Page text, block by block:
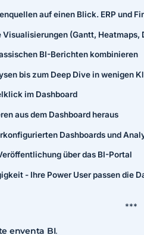
auf einen Blick. ERP und
Visualisierungen (Gantt,
BI-Berichten kombinieren
bis zum Deep Dive in wenigen
im Dashboard
aus dem Dashboard heraus
Dashboards und
über das BI-Portal
- Ihre Power User passen die
***
enventa BI.